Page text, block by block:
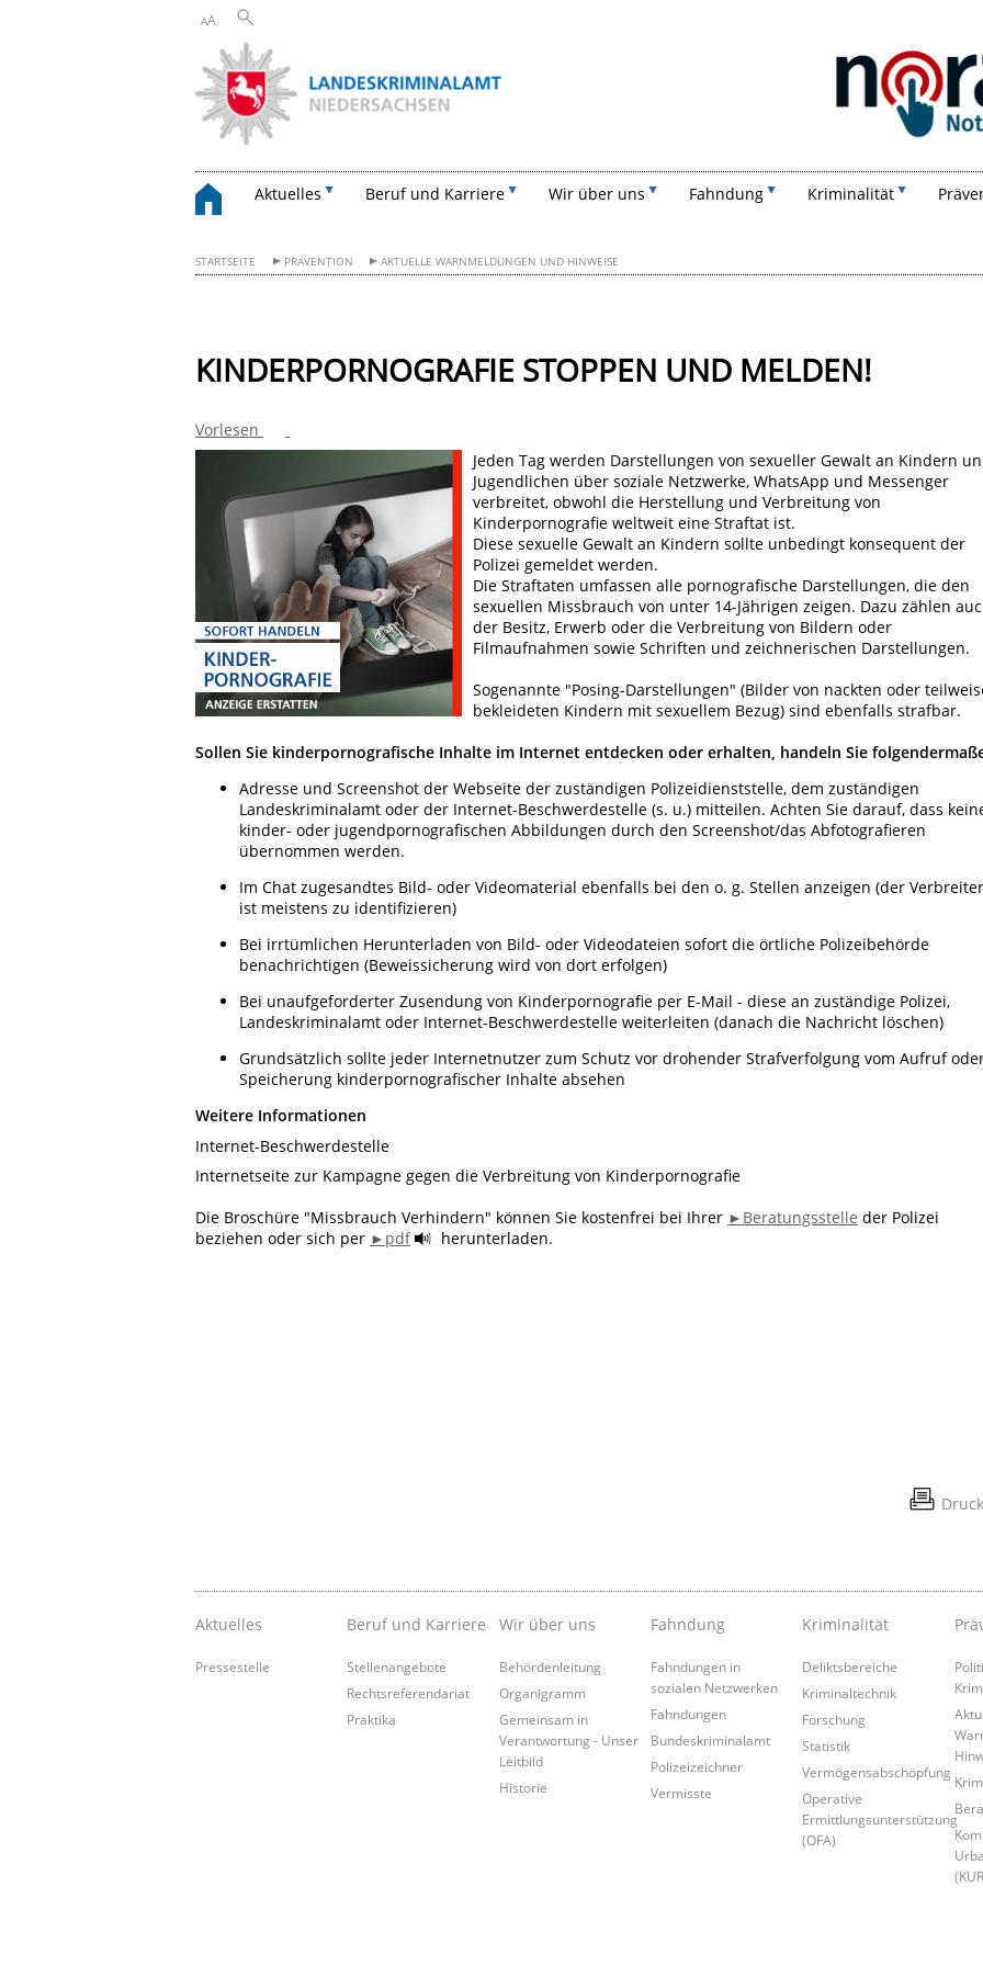
AA
Aktuelles Beruf und Karriere Wir über uns Fahndung Kriminalität
STARTSEITE PRÄVENTION AKTUELLE WARNMELDUNGEN UND HINWEISE
KINDERPORNOGRAFIE STOPPEN UND MELDEN!
Vorlesen
Jeden Tag werden Darstellungen von sexueller Gewalt an Kindern
Jugendlichen über soziale Netzwerke, WhatsApp und Messenger
verbreitet, obwohl die Herstellung und Verbreitung von
Kinderpornografie weltweit eine Straftat ist.
Diese sexuelle Gewalt an Kindern sollte unbedingt konsequent der
Polizei gemeldet werden.
Die Straftaten umfassen alle pornografische Darstellungen, die den
sexuellen Missbrauch von unter 14-Jährigen zeigen. Dazu zählen
der Besitz, Erwerb oder die Verbreitung von Bildern oder
Filmaufnahmen sowie Schriften und zeichnerischen Darstellungen.
Sogenannte "Posing-Darstellungen" (Bilder von nackten oder
bekleideten Kindern mit sexuellem Bezug) sind ebenfalls strafbar.
Sollen Sie kinderpornografische Inhalte im Internet entdecken oder erhalten, handeln Sie
Adresse und Screenshot der Webseite der zuständigen Polizeidienststelle, dem zuständigen
Landeskriminalamt oder der Internet-Beschwerdestelle (s. u.) mitteilen. Achten Sie darauf, dass
kinder- oder jugendpornografischen Abbildungen durch den Screenshot/das Abfotografieren
übernommen werden.
Im Chat zugesandtes Bild- oder Videomaterial ebenfalls bei den o. g. Stellen anzeigen (der Verbreiter
ist meistens zu identifizieren)
Bei irrtümlichen Herunterladen von Bild- oder Videodateien sofort die örtliche Polizeibehörde
benachrichtigen (Beweissicherung wird von dort erfolgen)
Bei unaufgeforderter Zusendung von Kinderpornografie per E-Mail - diese an zuständige Polizei,
Landeskriminalamt oder Internet-Beschwerdestelle weiterleiten (danach die Nachricht löschen)
Grundsätzlich sollte jeder Internetnutzer zum Schutz vor drohender Strafverfolgung vom Aufruf
Speicherung kinderpornografischer Inhalte absehen
Weitere Informationen
Internet-Beschwerdestelle
Internetseite zur Kampagne gegen die Verbreitung von Kinderpornografie
Die Broschüre "Missbrauch Verhindern" können Sie kostenfrei bei Ihrer ►Beratungsstelle der Polizei
beziehen oder sich per ►pdf herunterladen.
Aktuelles
Pressestelle
Beruf und Karriere
Stellenangebote
Rechtsreferendariat
Praktika
Wir über uns
Behördenleitung
Organigramm
Gemeinsam in
Verantwortung - Unser
Leitbild
Historie
Fahndung
Fahndungen in
sozialen Netzwerken
Fahndungen
Bundeskriminalamt
Polizeizeichner
Vermisste
Kriminalität
Deliktsbereiche
Kriminaltechnik
Forschung
Statistik
Vermögensabschöpfung
Operative
Ermittlungsunterstützung
(OFA)